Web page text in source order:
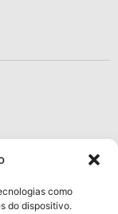
como
do dispositivo.